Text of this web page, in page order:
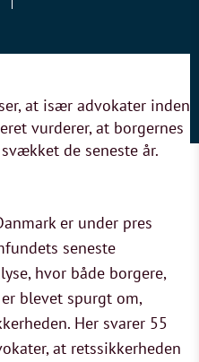
at især advokater inden
vurderer, at borgernes
de seneste år.
er under pres
seneste
hvor både borgere,
blevet spurgt om,
Her svarer 55
at retssikkerheden